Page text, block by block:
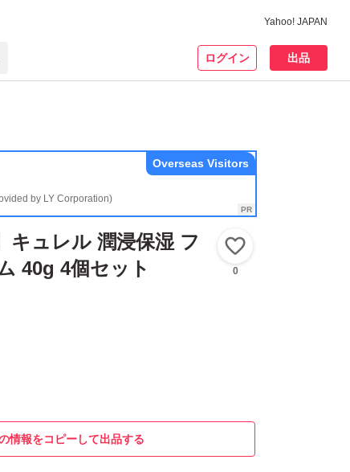
Yahoo! JAPAN
ログイン 出品
by LY Corporation)
Overseas Visitors
キュレル 潤浸保湿 フ
40g 4個セット
0
情報をコピーして出品する